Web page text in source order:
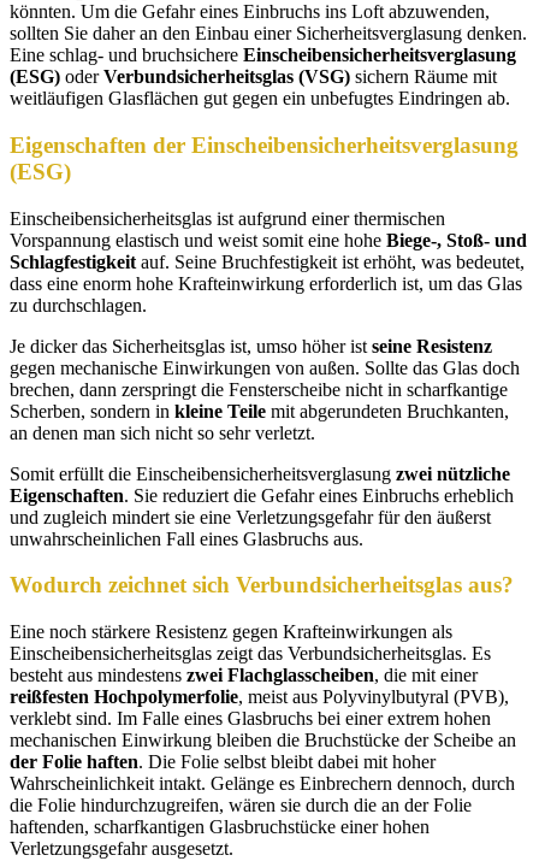
könnten. Um die Gefahr eines Einbruchs ins Loft abzuwenden,
sollten Sie daher an den Einbau einer Sicherheitsverglasung denken.
Eine schlag- und bruchsichere Einscheibensicherheitsverglasung
(ESG) oderVerbundsicherheitsglas (VSG) sichern Räume mit
weitläufigen Glasflächen gut gegen ein unbefugtes Eindringen ab.
Eigenschaften der Einscheibensicherheitsverglasung
(ESG)
Einscheibensicherheitsglas ist aufgrund einer thermischen
Vorspannung elastisch und weist somit eine hohe Biege-, Stoß- und
Schlagfestigkeit auf. Seine Bruchfestigkeit ist erhöht, was bedeutet,
dass eine enorm hohe Krafteinwirkung erforderlich ist, um das Glas
zu durchschlagen.
Je dicker das Sicherheitsglas ist, umso höher ist seine Resistenz
gegen mechanische Einwirkungen von außen. Sollte das Glas doch
brechen, dann zerspringt die Fensterscheibe nicht in scharfkantige
Scherben, sondern in kleine Teile mit abgerundeten Bruchkanten,
an denen man sich nicht so sehr verletzt.
Somit erfüllt die Einscheibensicherheitsverglasung zwei nützliche
Eigenschaften. Sie reduziert die Gefahr eines Einbruchs erheblich
und zugleich mindert sie eine Verletzungsgefahr für den äußerst
unwahrscheinlichen Fall eines Glasbruchs aus.
Wodurch zeichnet sich Verbundsicherheitsglas aus?
Eine noch stärkere Resistenz gegen Krafteinwirkungen als
Einscheibensicherheitsglas zeigt das Verbundsicherheitsglas. Es
besteht aus mindestens zwei Flachglasscheiben, die mit einer
reißfesten Hochpolymerfolie, meist aus Polyvinylbutyral (PVB),
verklebt sind. Im Falle eines Glasbruchs bei einer extrem hohen
mechanischen Einwirkung bleiben die Bruchstücke der Scheibe an
der Folie haften. Die Folie selbst bleibt dabei mit hoher
Wahrscheinlichkeit intakt. Gelänge es Einbrechern dennoch, durch
die Folie hindurchzugreifen, wären sie durch die an der Folie
haftenden, scharfkantigen Glasbruchstücke einer hohen
Verletzungsgefahr ausgesetzt.